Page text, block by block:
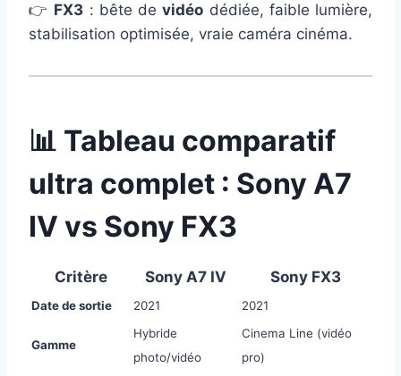
👉 FX3 : bête devidéo dédiée, faible lumière,
stabilisation optimisée, vraie caméra cinéma.
📊 Tableau comparatif
ultra complet : Sony A7
IV vs Sony FX3
Critère Sony A7 IV Sony FX3
Date de sortie 2021 2021
Gamme
Hybride
photo/vidéo
Cinema Line (vidéo
pro)